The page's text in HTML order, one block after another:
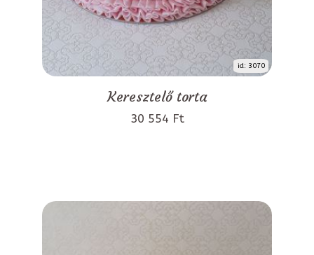
id: 3070
Keresztelő torta
30 554 Ft